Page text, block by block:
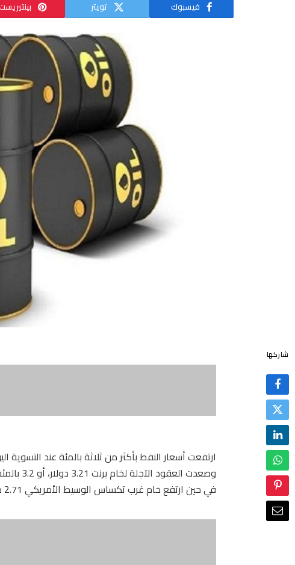
فيسبوك تويتر
شاركها
ارتفعت أسعار النفط بأكثر من ثلاثة بالمئة ‌عند التسوية
وصعدت العقود الآجلة لخام برنت 3.21 دولار، أو 3.2 بالمئة، إلى 103.42 دولار للبرميل عند التسوية.
في حين ‌ارتفع خام غرب تكساس الوسيط الأمريكي 2.71 دولار أو 2.9 بالمئة إلى 96.21 دولار.